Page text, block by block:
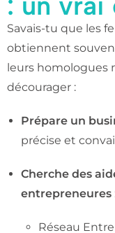
Savais-tu que les
obtiennent
leurs homologues
décourager :
Prépare un
précise et
Cherche des
entrepreneures
Réseau